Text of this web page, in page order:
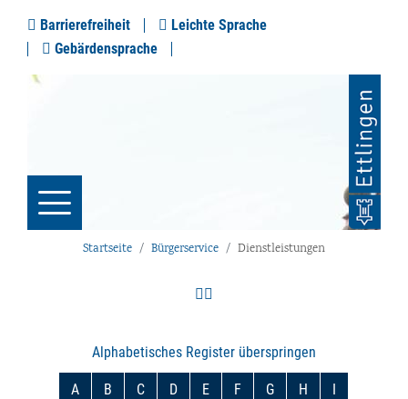
Barrierefreiheit
Leichte Sprache
Gebärdensprache
Startseite Bürgerservice Dienstleistungen
Alphabetisches Register überspringen
A B C D E F G H I